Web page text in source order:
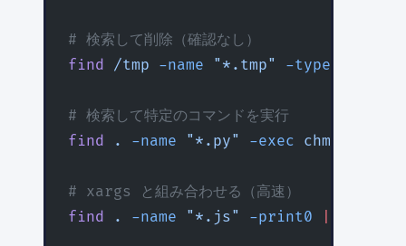
# 検索して削除（確認なし）
find /tmp -name "*.tmp" -type
# 検索して特定のコマンドを実行
find . -name "*.py" -exec chmod
# xargs と組み合わせる（高速）
find . -name "*.js" -print0